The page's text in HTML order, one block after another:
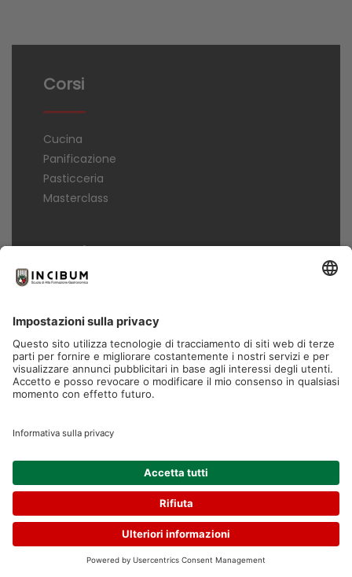
INFORMAZIONI
SCOPRI GLI OPENDAY
Corsi
Cucina
Panificazione
Pasticceria
Masterclass
Scuola
Aule e laboratori
Partner
Il Gruppo
Via Leonardo Da Vinci 15